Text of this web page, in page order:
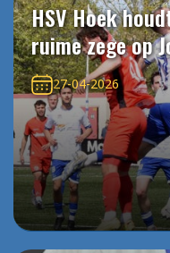
HSV Hoek
ruime zege op
27-04-2026